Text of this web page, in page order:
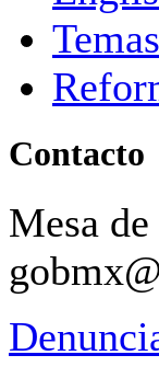
Temas
Contacto
Mesa